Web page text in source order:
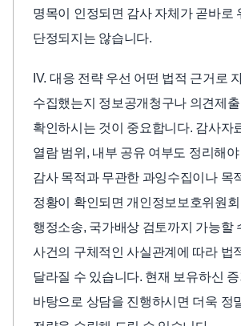
명목이 인정되면 감사 자체가 곧바로
단정되지는 않습니다.
IV. 대응 전략 우선 어떤 법적 근거로
수집했는지 정보공개청구나 의견제
확인하시는 것이 중요합니다. 감사자
열람 범위, 내부 공유 여부도 정리해
감사 목적과 무관한 과잉수집이나 목
정황이 확인되면 개인정보보호위원
행정소송, 국가배상 검토까지 가능할
사건의 구체적인 사실관계에 따라 법
달라질 수 있습니다. 현재 보유하신
바탕으로 상담을 진행하시면 더욱 정